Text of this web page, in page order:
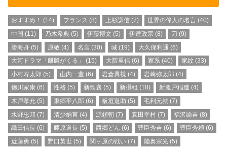
おすすめ！ (14) フランス (8) 上杉謙信(7) 世界の偉人の名言 (40)
中国 (11) 乃木希典(5) 伊藤博文 (5) 伊達政宗 (8) 刀 (9)
勝海舟 (5) 原敬 (4) 名言(30) 城 (19) 大久保利通 (6)
大河ドラマ「麒麟がくる」
(15) 大隈重信(6) 家系(40) 家紋 (33)
小村寿太郎 (5) 山内一豊 (6) 岩倉具視 (4) 岩崎弥太郎 (4)
徳川家康 (6) 性格 (5) 新島襄 (5) 新撰組 (18) 新渡戸稲造 (4)
木戸孝允 (5) 東郷平八郎 (6) 板垣退助 (5) 毛利元就 (7)
水野忠邦 (7) 清少納言(4) 源頼朝 (7) 真田幸村 (7) 福沢諭吉 (8)
織田信長 (6) 藤原道長(5) 西郷どん (6) 豊臣秀吉 (6) 豊臣秀頼 (6)
近藤勇 (5) 野口英世(5) 関ヶ原の戦い(7) 陸奥宗光 (5)